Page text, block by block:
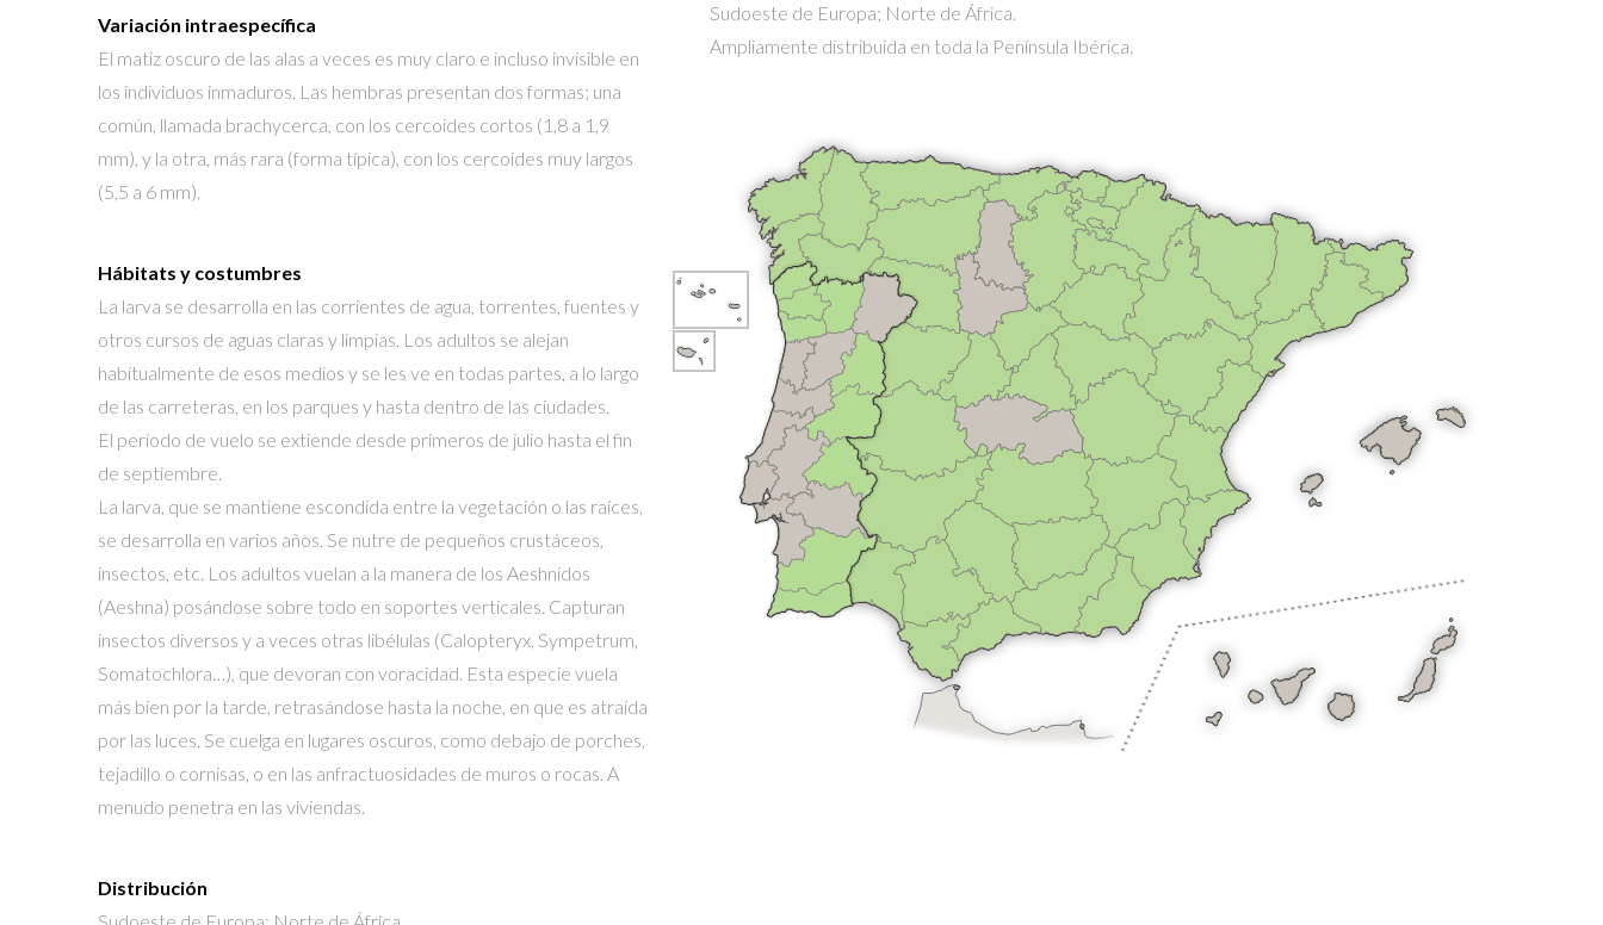
Variación intraespecífica
El matiz oscuro de las alas a veces es muy claro e incluso invisible en
los individuos inmaduros. Las hembras presentan dos formas; una
común, llamada brachycerca, con los cercoides cortos (1,8 a 1,9
mm), y la otra, más rara (forma típica), con los cercoides muy largos
(5,5 a 6 mm).
Hábitats y costumbres
La larva se desarrolla en las corrientes de agua, torrentes, fuentes y
otros cursos de aguas claras y limpias. Los adultos se alejan
habitualmente de esos medios y se les ve en todas partes, a lo largo
de las carreteras, en los parques y hasta dentro de las ciudades.
El período de vuelo se extiende desde primeros de julio hasta el fin
de septiembre.
La larva, que se mantiene escondida entre la vegetación o las raíces,
se desarrolla en varios años. Se nutre de pequeños crustáceos,
insectos, etc. Los adultos vuelan a la manera de los Aeshnidos
(Aeshna) posándose sobre todo en soportes verticales. Capturan
insectos diversos y a veces otras libélulas (Calopteryx, Sympetrum,
Somatochlora…), que devoran con voracidad. Esta especie vuela
más bien por la tarde, retrasándose hasta la noche, en que es atraída
por las luces. Se cuelga en lugares oscuros, como debajo de porches,
tejadillo o cornisas, o en las anfractuosidades de muros o rocas. A
menudo penetra en las viviendas.
Distribución
Sudoeste de Europa; Norte de África.
Ampliamente distribuida en toda la Península Ibérica.